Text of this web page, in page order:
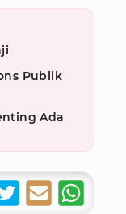
Publik
Ada